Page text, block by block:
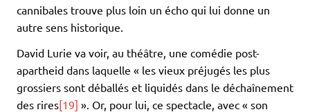
cannibales trouve plus loin un écho qui lui donne un
autre sens historique.
David Lurie va voir, au théâtre, une comédie post-
apartheid dans laquelle « les vieux préjugés les plus
grossiers sont déballés et liquidés dans le déchaînement
des rires[19] ». Or, pour lui, ce spectacle, avec « son